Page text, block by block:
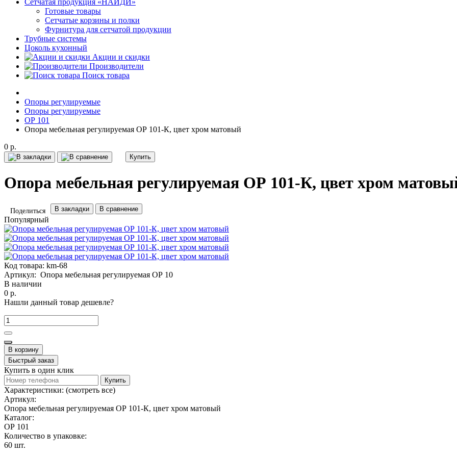
Сетчатая продукция «НАЙДИ»
Готовые товары
Сетчатые корзины и полки
Фурнитура для сетчатой продукции
Трубные системы
Цоколь кухонный
Акции и скидки
Производители
Поиск товара
Опоры регулируемые
Опоры регулируемые
ОР 101
Опора мебельная регулируемая ОР 101-К, цвет хром матовый
0 р.
Купить
Опора мебельная регулируемая ОР 101-К, цвет хром
Поделиться В закладки В сравнение
Популярный
Код товара: km-68
Артикул: Опора мебельная регулируемая ОР 10
В наличии
0 р.
Нашли данный товар дешевле?
В корзину
Быстрый заказ
Купить в один клик
Купить
Характеристики: (смотреть все)
Артикул:
Опора мебельная регулируемая ОР 101-К, цвет хром матовый
Каталог:
ОР 101
Количество в упаковке:
60 шт.